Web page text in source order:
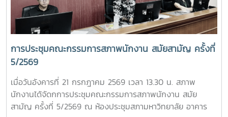
ได้พิจารณาความก้าวหน้าการคัดเลือกอาจารย์ดีเด่นแห่งชาติ
ประจำปี พ.ศ. 2569 พร้อมกำหนดแนวทางและกรอบการดำเนิน
งานในรอบสัมภาษณ์ รวมถึงพิจารณาแนวปฏิบัติในการคัดเลือก
เพื่อให้กระบวนการดำเนินงานมีความโปร่งใส เป็นธรรม และมี
มาตรฐานยิ่งขึ้นอีกหนึ่งประเด็นสำคัญ คือ การกำหนดเจ้าภาพ
การประชุม ปอมท. ตลอดปี 2569 และปี 2570 รวมทั้งการ
พิจารณารับ สถาบันพระบรมราชชนก เข้าเป็นสมาชิกใหม่ของ
ปอมท. ซึ่งสะท้อนถึงการขยายเครือข่ายความร่วมมือด้านการ
อุดมศึกษาของประเทศอย่างต่อเนื่องภายหลังการประชุม สมาชิก
การประชุมคณะกรรมการสภาพนักงาน สมัยสามัญ ครั้งที่
5/2569
เมื่อวันอังคารที่ 21 กรกฎาคม 2569 เวลา 13.30 น. สภาพ
นักงานได้จัดกการประชุมคณะกรรมการสภาพนักงาน สมัย
สามัญ ครั้งที่ 5/2569 ณ ห้องประชุมสภามหาวิทยาลัย อาคาร